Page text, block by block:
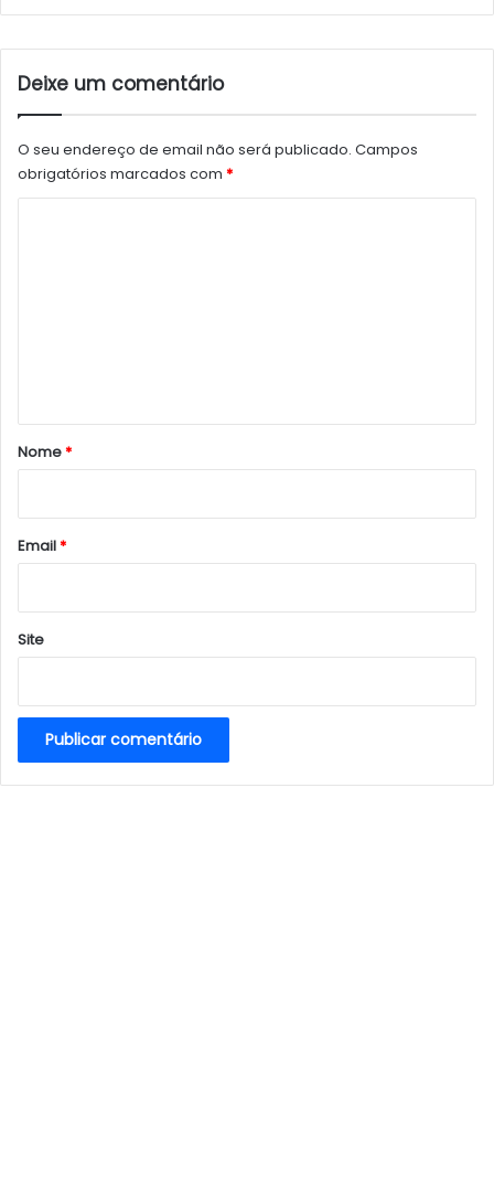
Deixe um comentário
O seu endereço de email não será publicado. Campos
obrigatórios marcados com *
r
*
Nome*
Email*
Site